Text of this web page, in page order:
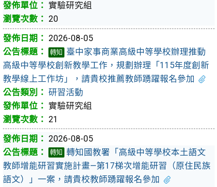
實驗研究組
20
2026-08-05
轉知
臺中家事商業高級中等學校辦理推動
高級中等學校創新教學工作，規劃辦理「115年度創新
教學線上工作坊」，請貴校推薦教師踴躍報名參加
研習活動
實驗研究組
21
2026-08-05
轉知
轉知國教署「高級中等學校本土語文
教師增能研習實施計畫—第17梯次增能研習（原住民族
語文）」一案，請貴校教師踴躍報名參加